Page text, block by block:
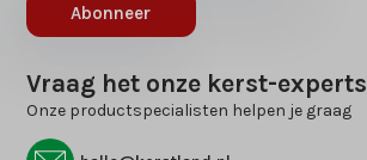
Abonneer
Vraag het onze kerst-experts
Onze productspecialisten helpen je graag